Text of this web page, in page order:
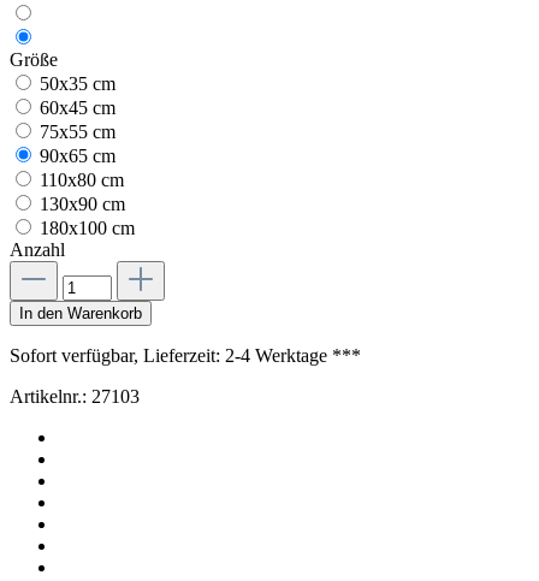
Größe
50x35 cm
60x45 cm
75x55 cm
90x65 cm
110x80 cm
130x90 cm
180x100 cm
Anzahl
In den Warenkorb
Sofort verfügbar, Lieferzeit: 2-4 Werktage ***
Artikelnr.: 27103